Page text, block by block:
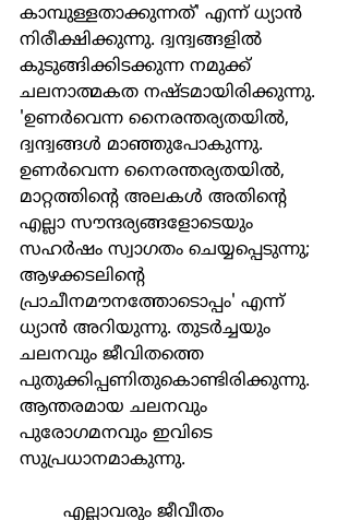
കാമ്പുള്ളതാക്കുന്നത്' എന്ന് ധ്യാന്‍
നിരീക്ഷിക്കുന്നു. ദ്വന്ദ്വങ്ങളില്‍
കുടുങ്ങിക്കിടക്കുന്ന നമുക്ക്
ചലനാത്മകത നഷ്ടമായിരിക്കുന്നു.
'ഉണര്‍വെന്ന നൈരന്തര്യതയില്‍,
ദ്വന്ദ്വങ്ങള്‍ മാഞ്ഞുപോകുന്നു.
ഉണര്‍വെന്ന നൈരന്തര്യതയില്‍,
മാറ്റത്തിന്‍റെ അലകള്‍ അതിന്‍റെ
എല്ലാ സൗന്ദര്യങ്ങളോടെയും
സഹര്‍ഷം സ്വാഗതം ചെയ്യപ്പെടുന്നു;
ആഴക്കടലിന്‍റെ
പ്രാചീനമൗനത്തോടൊപ്പം' എന്ന്
ധ്യാന്‍ അറിയുന്നു. തുടര്‍ച്ചയും
ചലനവും ജീവിതത്തെ
പുതുക്കിപ്പണിതുകൊണ്ടിരിക്കുന്നു.
ആന്തരമായ ചലനവും
പുരോഗമനവും ഇവിടെ
സുപ്രധാനമാകുന്നു.